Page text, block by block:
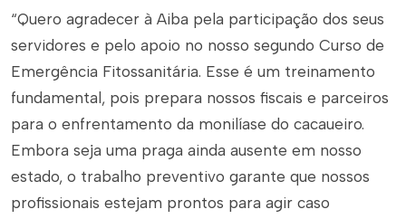
“Quero agradecer à Aiba pela participação dos seus
servidores e pelo apoio no nosso segundo Curso de
Emergência Fitossanitária. Esse é um treinamento
fundamental, pois prepara nossos fiscais e parceiros
para o enfrentamento da monilíase do cacaueiro.
Embora seja uma praga ainda ausente em nosso
estado, o trabalho preventivo garante que nossos
profissionais estejam prontos para agir caso